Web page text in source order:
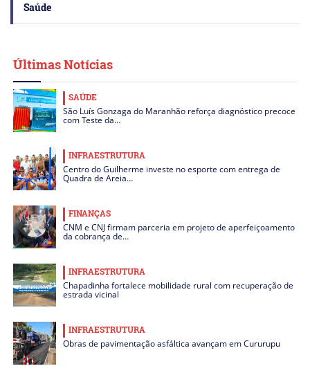
Saúde
Últimas Notícias
SAÚDE
São Luís Gonzaga do Maranhão reforça diagnóstico precoce
com Teste da…
INFRAESTRUTURA
Centro do Guilherme investe no esporte com entrega de
Quadra de Areia…
FINANÇAS
CNM e CNJ firmam parceria em projeto de aperfeiçoamento
da cobrança de…
INFRAESTRUTURA
Chapadinha fortalece mobilidade rural com recuperação de
estrada vicinal
INFRAESTRUTURA
Obras de pavimentação asfáltica avançam em Cururupu